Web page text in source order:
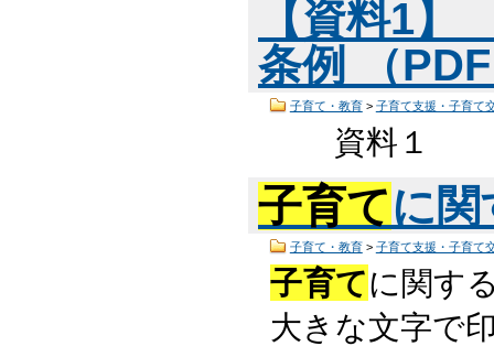
【資料1
条例 （
子育て・教育> 子育て支援・子育て
資料１
子育てに
子育て・教育> 子育て支援・子育て
子育てに関す
大きな文字で